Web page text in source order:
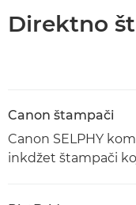
Direktno
Canon štampači
Canon SELPHY
inkdžet štampači